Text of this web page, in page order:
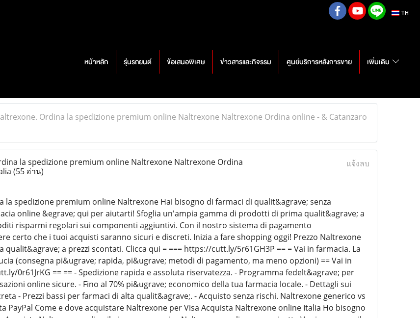
TH
หน้าหลัก รุ่นรถยนต์ ข้อเสนอพิเศษ ข่าวสารและกิจรรม ศูนย์บริการหลังการขาย เพิ่มเติม
Ordina la spedizione premium online Naltrexone Naltrexone Ordina online - & Catanzaro
la spedizione premium online Naltrexone Naltrexone Ordina
(55 อ่าน)
แจ้งลบ
la spedizione premium online Naltrexone Hai bisogno di farmaci di qualit&agrave; senza
online &egrave; qui per aiutarti! Sfoglia un'ampia gamma di prodotti di prima qualit&agrave; a
risparmi regolari sui componenti aggiuntivi. Con il nostro sistema di pagamento
certo che i tuoi acquisti saranno sicuri e discreti. Inizia a fare shopping oggi! Prezzo Naltrexone
qualit&agrave; a prezzi scontati. Clicca qui = === https://cutt.ly/5r61GH3P == = Vai in farmacia. La
(consegna pi&ugrave; rapida, pi&ugrave; metodi di pagamento, ma meno opzioni) == Vai in
0r61JrKG == == - Spedizione rapida e assoluta riservatezza. - Programma fedelt&agrave; per
online sicure. - Fino al 70% pi&ugrave; economico della tua farmacia locale. - Dettagli sui
- Prezzi bassi per farmaci di alta qualit&agrave;. - Acquisto senza rischi. Naltrexone generico vs
PayPal Come e dove acquistare Naltrexone per Visa Acquista Naltrexone online Italia Ho bisogno